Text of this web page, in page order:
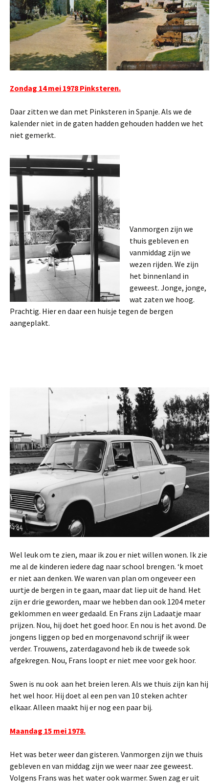
Zondag 14 mei 1978 Pinksteren.
Daar zitten we dan met Pinksteren in Spanje. Als we de
kalender niet in de gaten hadden gehouden hadden we het
niet gemerkt.
Vanmorgen zijn we
thuis gebleven en
vanmiddag zijn we
wezen rijden. We zijn
het binnenland in
geweest. Jonge, jonge,
wat zaten we hoog.
Prachtig. Hier en daar een huisje tegen de bergen
aangeplakt.
Wel leuk om te zien, maar ik zou er niet willen wonen. Ik zie
me al de kinderen iedere dag naar school brengen. ‘k moet
er niet aan denken. We waren van plan om ongeveer een
uurtje de bergen in te gaan, maar dat liep uit de hand. Het
zijn er drie geworden, maar we hebben dan ook 1204 meter
geklommen en weer gedaald. En Frans zijn Ladaatje maar
prijzen. Nou, hij doet het goed hoor. En nou is het avond. De
jongens liggen op bed en morgenavond schrijf ik weer
verder. Trouwens, zaterdagavond heb ik de tweede sok
afgekregen. Nou, Frans loopt er niet mee voor gek hoor.
Swen is nu ook aan het breien leren. Als we thuis zijn kan hij
het wel hoor. Hij doet al een pen van 10 steken achter
elkaar. Alleen maakt hij er nog een paar bij.
Maandag 15 mei 1978.
Het was beter weer dan gisteren. Vanmorgen zijn we thuis
gebleven en van middag zijn we weer naar zee geweest.
Volgens Frans was het water ook warmer. Swen zag er uit